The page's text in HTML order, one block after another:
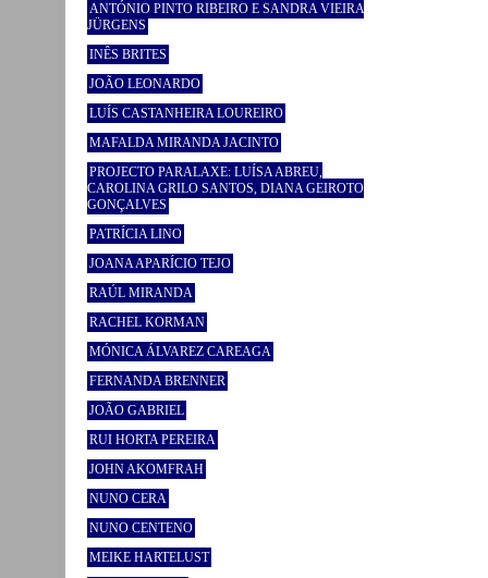
ANTÓNIO PINTO RIBEIRO E SANDRA VIEIRA
JÜRGENS
INÊS BRITES
JOÃO LEONARDO
LUÍS CASTANHEIRA LOUREIRO
MAFALDA MIRANDA JACINTO
PROJECTO PARALAXE: LUÍSA ABREU,
CAROLINA GRILO SANTOS, DIANA GEIROTO
GONÇALVES
PATRÍCIA LINO
JOANA APARÍCIO TEJO
RAÚL MIRANDA
RACHEL KORMAN
MÓNICA ÁLVAREZ CAREAGA
FERNANDA BRENNER
JOÃO GABRIEL
RUI HORTA PEREIRA
JOHN AKOMFRAH
NUNO CERA
NUNO CENTENO
MEIKE HARTELUST